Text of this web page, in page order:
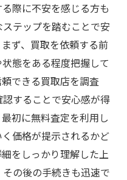
際に不安を感じる方も
テップを踏むことで安
ず、買取を依頼する前
態をある程度把握して
できる買取店を調査
することで安心感が得
初に無料査定を利用し
価格が提示されるかど
をしっかり理解した上
の後の手続きも迅速で